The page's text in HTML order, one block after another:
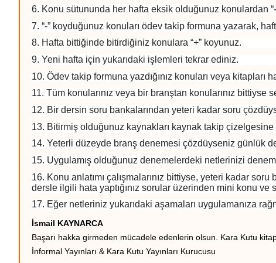
6. Konu sütununda her hafta eksik olduğunuz konulardan
7. “-” koyduğunuz konuları ödev takip formuna yazarak,
8. Hafta bittiğinde bitirdiğiniz konulara “+” koyunuz.
9. Yeni hafta için yukarıdaki işlemleri tekrar ediniz.
10. Ödev takip formuna yazdığınız konuları veya kitapları
11. Tüm konularınız veya bir branştan konularınız
12. Bir dersin soru bankalarından yeteri kadar soru
13. Bitirmiş olduğunuz kaynakları kaynak takip
14. Yeterli düzeyde branş denemesi çözdüyseniz günlük
15. Uygulamış olduğunuz denemelerdeki netlerinizi
16. Konu anlatımı çalışmalarınız bittiyse, yeteri kadar
dersle ilgili hata yaptığınız sorular üzerinden mini konu ve
17. Eğer netleriniz yukarıdaki aşamaları uygulamanıza
İsmail KAYNARCA
Başarı hakka girmeden mücadele edenlerin olsun. Kara Kutu
İnformal Yayınları & Kara Kutu Yayınları Kurucusu